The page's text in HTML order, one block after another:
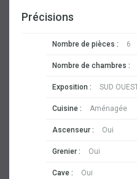
Précisions
Nombre de pièces : 6
Nombre de chambres :
Exposition : SUD
Cuisine : Aménagée
Ascenseur : Oui
Grenier : Oui
Cave : Oui